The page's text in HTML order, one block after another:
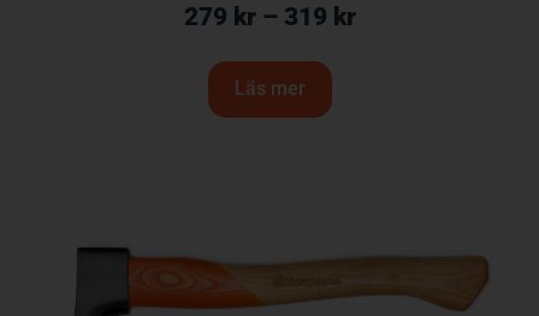
279 kr – 319 kr
Läs mer